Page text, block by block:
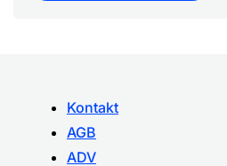
Kontakt
AGB
ADV